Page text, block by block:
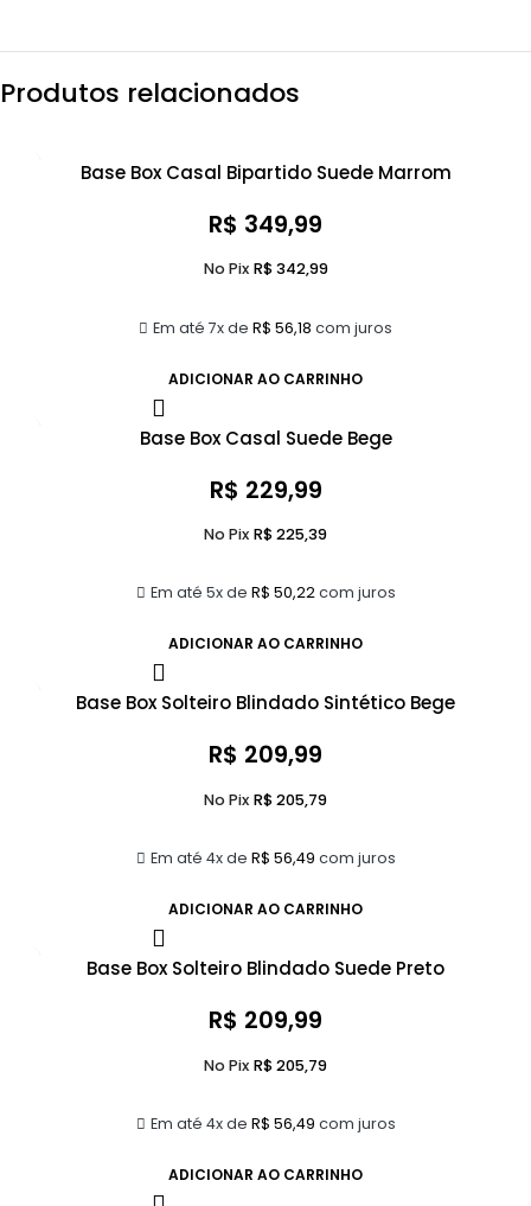
Produtos relacionados
Base Box Casal Bipartido Suede Marrom
R$ 349,99
Em até 7x de R$ 56,18 com juros
No Pix R$342,99
ADICIONAR AO CARRINHO
Base Box Casal Suede Bege
R$ 229,99
Em até 5x de R$ 50,22com juros
No Pix R$225,39
ADICIONAR AO CARRINHO
Base Box Solteiro Blindado Sintético Bege
R$ 209,99
Em até 4x de R$ 56,49 com juros
No Pix R$205,79
ADICIONAR AO CARRINHO
Base Box Solteiro Blindado Suede Preto
R$ 209,99
Em até 4x de R$ 56,49 com juros
No Pix R$205,79
ADICIONAR AO CARRINHO